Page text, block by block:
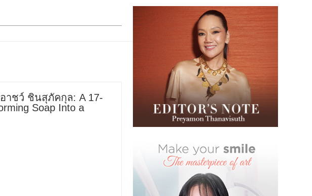
าชว์ ชินสุภัคกุล: A 17-
Soap Into a